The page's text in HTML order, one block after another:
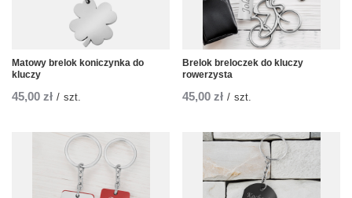
Matowy brelok koniczynka do
kluczy
45,00 zł / szt.
Brelok breloczek do kluczy
rowerzysta
45,00 zł / szt.